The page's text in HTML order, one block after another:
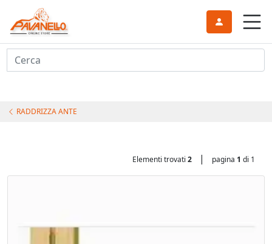
Cerca
RADDRIZZA ANTE
Elementi trovati 2 | pagina 1 di 1